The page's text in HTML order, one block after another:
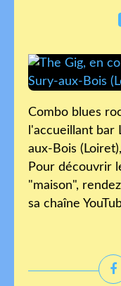
Combo blues
l'accueillant bar
aux-Bois
Pour découvrir
"maison",
sa chaîne